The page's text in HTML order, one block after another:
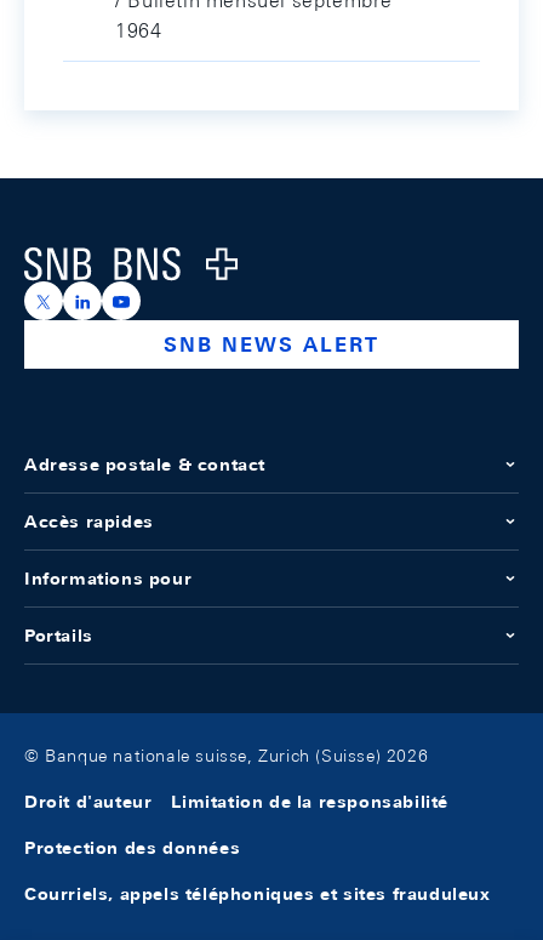
1964
Logo
https://x.com/snb_bns
https://ch.linkedin.com/company/swiss-national-
https://www.youtube.com/@swissnationalbank
SNB NEWS ALERT
Adresse postale & contact
Accès rapides
Informations pour
Portails
© Banque nationale suisse, Zurich (Suisse) 2026
Droit d'auteur Limitation de la responsabilité
Protection des données
Courriels, appels téléphoniques et sites frauduleux